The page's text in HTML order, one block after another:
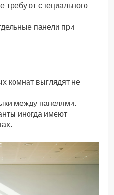
требуют специального
панели при
комнат выглядят не
между панелями.
иногда имеют